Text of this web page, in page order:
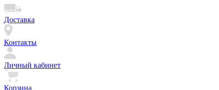
Доставка
Контакты
Личный кабинет
Корзина